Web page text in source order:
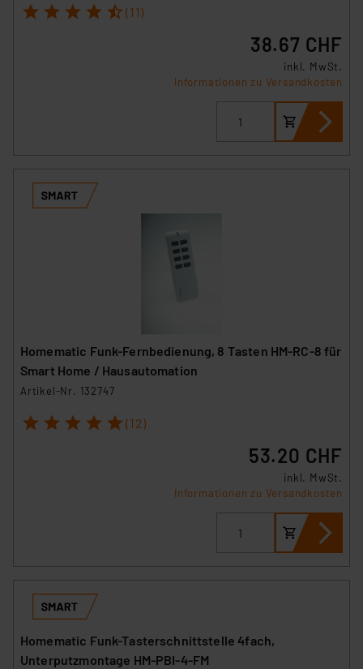
1 2 3 4 5 (11)
38.67 CHF
inkl. MwSt.
Informationen zu Versandkosten
Homematic Funk-Fernbedienung, 8 Tasten HM-RC-8 für
Smart Home / Hausautomation
Artikel-Nr. 132747
1 2 3 4 5 (12)
53.20 CHF
inkl. MwSt.
Informationen zu Versandkosten
Homematic Funk-Tasterschnittstelle 4fach,
Unterputzmontage HM-PBI-4-FM